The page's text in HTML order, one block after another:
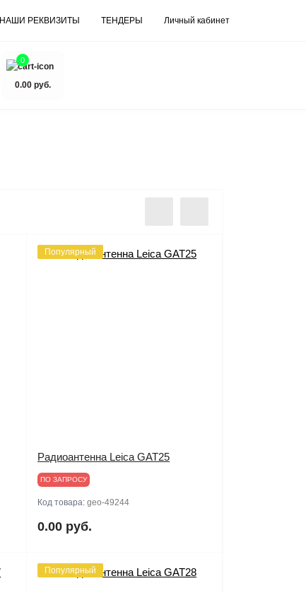
НАШИ РЕКВИЗИТЫ ТЕНДЕРЫ Личный кабинет
0
0.00 руб.
Популярный
Радиоантенна Leica GAT25
ПО ЗАПРОСУ
Код товара:geo-49244
0.00 руб.
Популярный